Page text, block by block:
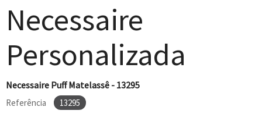
Necessaire
Personalizada
Necessaire Puff Matelassê - 13295
Referência
13295